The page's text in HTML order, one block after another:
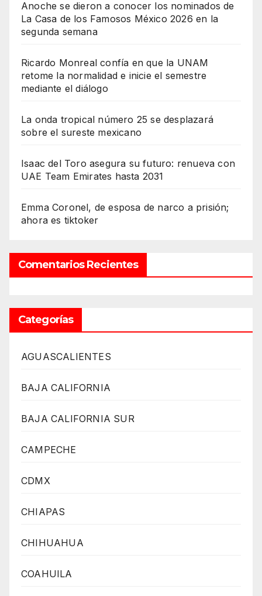
Anoche se dieron a conocer los nominados de
La Casa de los Famosos México 2026 en la
segunda semana
Ricardo Monreal confía en que la UNAM
retome la normalidad e inicie el semestre
mediante el diálogo
La onda tropical número 25 se desplazará
sobre el sureste mexicano
Isaac del Toro asegura su futuro: renueva con
UAE Team Emirates hasta 2031
Emma Coronel, de esposa de narco a prisión;
ahora es tiktoker
Comentarios Recientes
Categorías
AGUASCALIENTES
BAJA CALIFORNIA
BAJA CALIFORNIA SUR
CAMPECHE
CDMX
CHIAPAS
CHIHUAHUA
COAHUILA